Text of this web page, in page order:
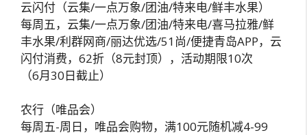
云闪付（云集/一点万象/团油/特来电/鲜丰水果）
每周五，云集/一点万象/团油/特来电/喜马拉雅/鲜
丰水果/利群网商/丽达优选/51尚/便捷青岛APP，云
闪付消费，62折（8元封顶），活动期限10次
（6月30日截止）
农行（唯品会）
每周五-周日，唯品会购物，满100元随机减4-99